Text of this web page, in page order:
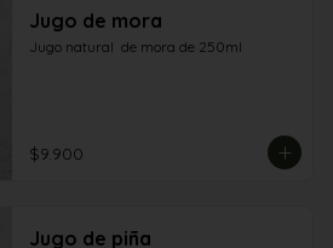
Jugo de mora
Jugo natural  de mora de 250ml
$9.900
Jugo de piña